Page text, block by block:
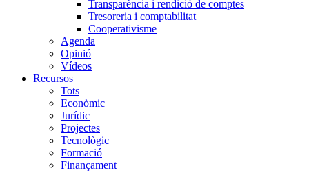
Transparència i rendició de comptes
Tresoreria i comptabilitat
Cooperativisme
Agenda
Opinió
Vídeos
Recursos
Tots
Econòmic
Jurídic
Projectes
Tecnològic
Formació
Finançament